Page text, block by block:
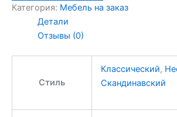
Категория: Мебель на заказ
Детали
Отзывы (0)
Стиль
Классический,
Скандинавский